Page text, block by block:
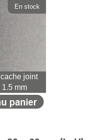
joint
mm
En stock